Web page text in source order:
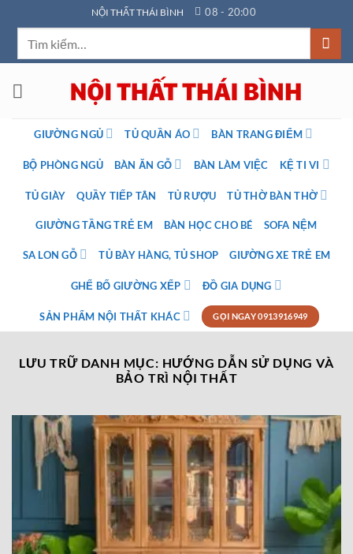
qua
dung
NỘI THẤT THÁI BÌNH 08 - 20:00
GIƯỜNG NGỦ TỦ QUẦN ÁO BÀN TRANG ĐIỂM
BỘ PHÒNG NGỦ BÀN ĂN GỖ BÀN LÀM VIỆC KỆ TI VI
TỦ GIÀY QUẦY TIẾP TÂN TỦ RƯỢU TỦ THỜ BÀN THỜ
GIƯỜNG TẦNG TRẺ EM BÀN HỌC CHO BÉ SOFA NỆM
SA LON GỖ TỦ BÀY HÀNG, TỦ SHOP GIƯỜNG XE TRẺ EM
GHẾ BỐ GIƯỜNG XẾP ĐỒ GIA DỤNG
SẢN PHẨM NỘI THẤT KHÁC GỌI NGAY 0913916949
LƯU TRỮ DANH MỤC: HƯỚNG DẪN SỬ DỤNG VÀ
BẢO TRÌ NỘI THẤT